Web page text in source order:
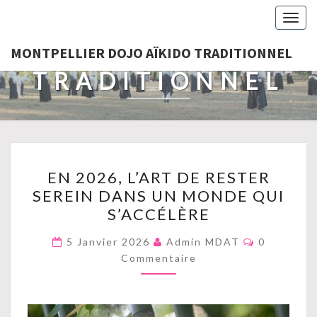
MONTPELLIER DOJO AÏKIDO TRADITIONNEL
MONTPELLIER
DOJO AÏKIDO
TRADITIONNEL
2026,
L’ART
DE
RESTER
SEREIN
DANS
EN 2026, L’ART DE RESTER
SEREIN DANS UN MONDE QUI
S’ACCÉLÈRE
5 Janvier 2026 Admin MDAT
0
Commentaire